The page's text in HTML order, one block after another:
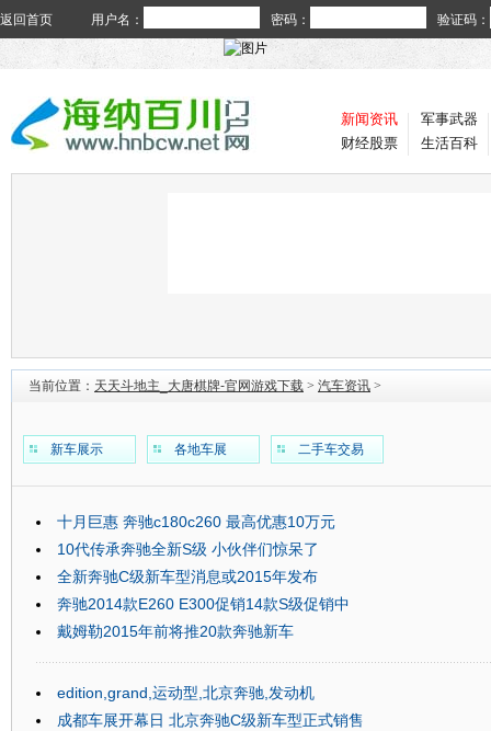
返回首页 用户名： 密码： 验证码：
新闻资讯
财经股票
军事武器
生活百科
当前位置： 天天斗地主_大唐棋牌-官网游戏下载 > 汽车资讯 >
新车展示 各地车展 二手车交易
十月巨惠 奔驰c180c260 最高优惠10万元
10代传承奔驰全新S级 小伙伴们惊呆了
全新奔驰C级新车型消息或2015年发布
奔驰2014款E260 E300促销14款S级促销中
戴姆勒2015年前将推20款奔驰新车
edition,grand,运动型,北京奔驰,发动机
成都车展开幕日 北京奔驰C级新车型正式销售